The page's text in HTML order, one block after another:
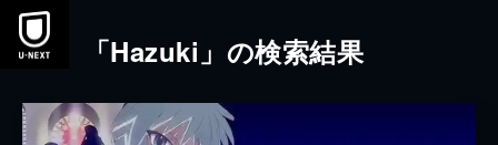
本文へスキップ
「Hazuki」の検索結果